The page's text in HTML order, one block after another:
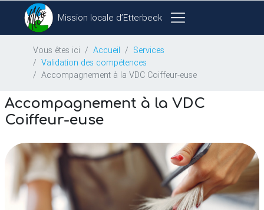
Mission locale d’Etterbeek
Vous êtes ici Accueil
Services
Validation des compétences
Accompagnement à la VDC Coiffeur-euse
Accompagnement à la VDC
Coiffeur-euse